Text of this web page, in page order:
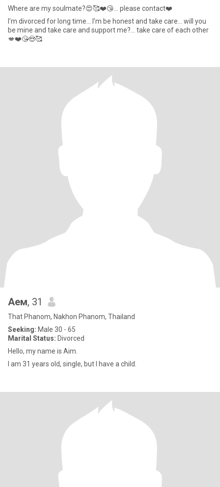
Where are my soulmate?😍🥰❤️😘... please contact❤️
I'm divorced for long time... I'm be honest and take care... will you
be mine and take care and support me?... take care of each other
💋❤️😘😍🥰
Аем, 31
That Phanom, Nakhon Phanom, Thailand
Seeking: Male 30 - 65
Marital Status: Divorced
Hello, my name is Aim.
I am 31 years old, single, but I have a child.